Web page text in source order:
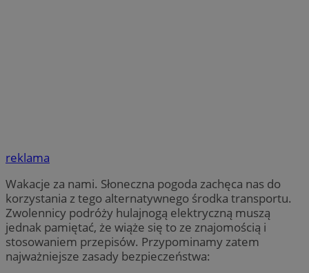
reklama
Wakacje za nami. Słoneczna pogoda zachęca nas do
korzystania z tego alternatywnego środka transportu.
Zwolennicy podróży hulajnogą elektryczną muszą
jednak pamiętać, że wiąże się to ze znajomością i
stosowaniem przepisów. Przypominamy zatem
najważniejsze zasady bezpieczeństwa: